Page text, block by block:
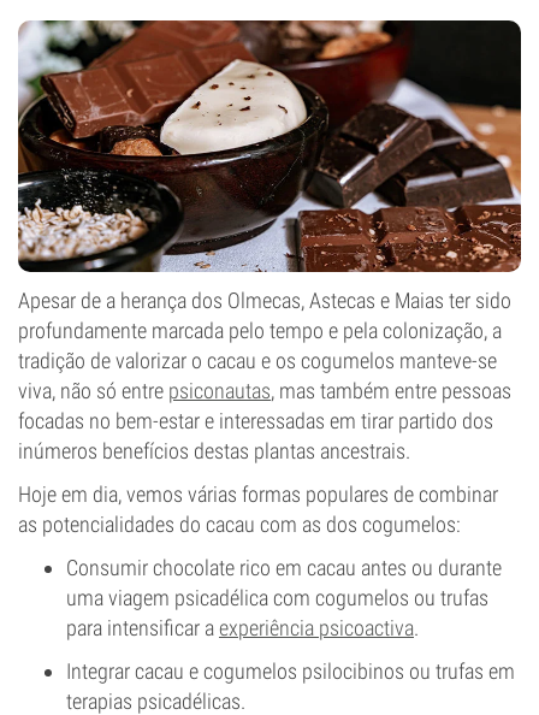
Apesar de a herança dos Olmecas, Astecas e Maias ter sido
profundamente marcada pelo tempo e pela colonização, a
tradição de valorizar o cacau e os cogumelos manteve-se
viva, não só entre psiconautas, mas também entre pessoas
focadas no bem-estar e interessadas em tirar partido dos
inúmeros benefícios destas plantas ancestrais.
Hoje em dia, vemos várias formas populares de combinar
as potencialidades do cacau com as dos cogumelos:
Consumir chocolate rico em cacau antes ou durante
uma viagem psicadélica com cogumelos ou trufas
para intensificar aexperiência psicoactiva.
Integrar cacau e cogumelos psilocibinos ou trufas em
terapias psicadélicas.